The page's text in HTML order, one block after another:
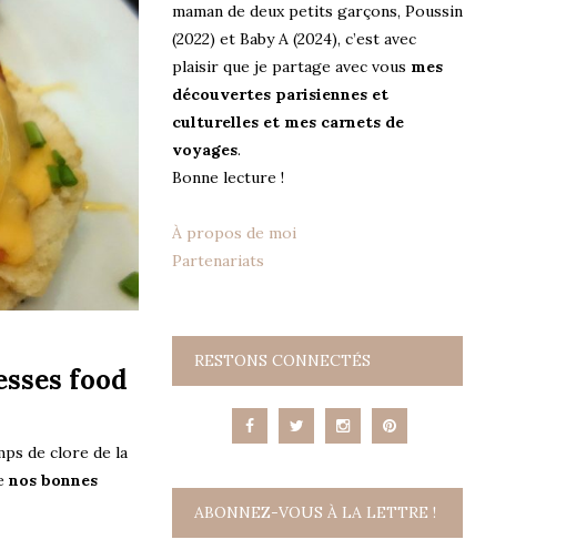
food
de clore de la
nos bonnes
maman de deux petits garçons, Poussin
(2022) et Baby A (2024), c’est avec
plaisir que je partage avec vous mes
découvertes parisiennes et
culturelles et mes carnets de
voyages.
Bonne lecture !
À propos de moi
Partenariats
RESTONS CONNECTÉS
ABONNEZ-VOUS À LA LETTRE !